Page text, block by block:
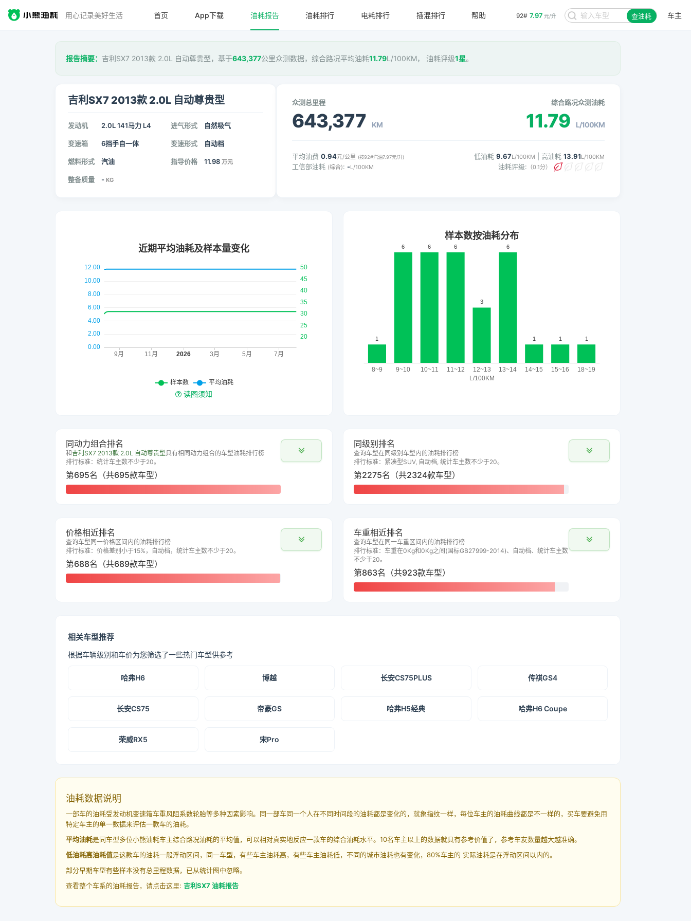
用心记录美好生活 92# 7.97 元/升 查油耗 车主
首页 App下载 油耗报告 油耗排行 电耗排行 插混排行 帮助
报告摘要： 吉利SX7 2013款 2.0L 自动尊贵型，基于643,377公里众测数据，综合路况平均油耗11.79L/100KM， 油耗评级1星。
吉利SX7 2013款 2.0L 自动尊贵型
发动机 2.0L 141马力 L4 进气形式 自然吸气
变速箱 6挡手自一体 变速形式 自动档
燃料形式 汽油 指导价格 11.98 万元
整备质量 - KG
众测总里程
643,377 KM
综合路况众测油耗
11.79 L/100KM
平均油费 0.94元/公里 (按92#汽油7.97元/升)
工信部油耗 (综合): -L/100KM
低油耗 9.67L/100KM | 高油耗 13.91L/100KM
油耗评级: （0.1分）
读图须知
同动力组合排名
和吉利SX7 2013款 2.0L 自动尊贵型具有相同动力组合的车型油耗排行榜
排行标准：统计车主数不少于20。
第695名（共695款车型）
同级别排名
查询车型在同级别车型内的油耗排行榜
排行标准：紧凑型SUV, 自动档, 统计车主数不少于20。
第2275名（共2324款车型）
价格相近排名
查询车型同一价格区间内的油耗排行榜
排行标准：价格差别小于15%，自动档，统计车主数不少于20。
第688名（共689款车型）
车重相近排名
查询车型在同一车重区间内的油耗排行榜
排行标准：车重在0Kg和0Kg之间(国标GB27999-2014)、自动档、统计车主数
不少于20。
第863名（共923款车型）
相关车型推荐
根据车辆级别和车价为您筛选了一些热门车型供参考
哈弗H6 博越 长安CS75PLUS 传祺GS4
长安CS75 帝豪GS 哈弗H5经典 哈弗H6 Coupe
荣威RX5 宋Pro
油耗数据说明
一部车的油耗受发动机变速箱车重风阻系数轮胎等多种因素影响。同一部车同一个人在不同时间段的油耗都是变化的，就象指纹一样，每位车主的油耗曲线都是不一样的，买车要避免用
特定车主的单一数据来评估一款车的油耗。
平均油耗是同车型多位小熊油耗车主综合路况油耗的平均值，可以相对真实地反应一款车的综合油耗水平。10名车主以上的数据就具有参考价值了，参考车友数量越大越准确。
低油耗高油耗值是这款车的油耗一般浮动区间，同一车型，有些车主油耗高，有些车主油耗低，不同的城市油耗也有变化，80%车主的 实际油耗是在浮动区间以内的。
部分早期车型有些样本没有总里程数据，已从统计图中忽略。
查看整个车系的油耗报告，请点击这里: 吉利SX7 油耗报告